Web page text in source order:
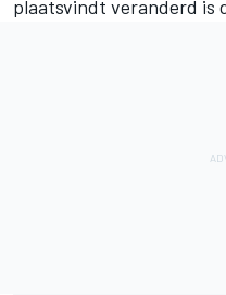
plaatsvindt veranderd is